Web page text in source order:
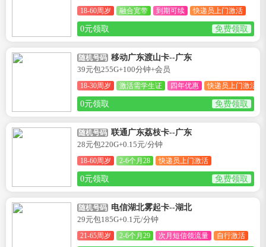
18-60周岁 融合宽带 到期可续 快递员上门激活
0元领取 免费领取
随机号码 移动广东渡山卡--广东
39元包255G+100分钟+会员
18-30周岁 激活需学生证 四年优惠 快递员上门激活
0元领取 免费领取
随机号码 联通广东荔枝卡--广东
28元包220G+0.15元/分钟
18-60周岁 2-6个月28 快递员上门激活
0元领取 免费领取
随机号码 电信湖北雾起卡--湖北
29元包185G+0.1元/分钟
21-65周岁 2-6个月29 次月短信领流量 自行激活